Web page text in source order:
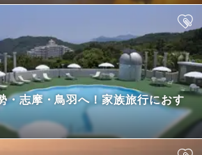
・志摩・鳥羽へ！家族旅行におす